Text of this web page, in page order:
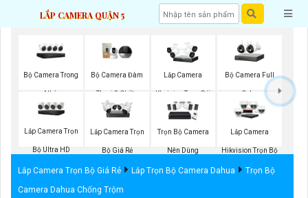
LẮP CAMERA QUẬN 5
Bộ Camera Trong
Nhà
Bộ Camera Đàm
Thoại 2 Chiều
Lắp Camera
Kbvision Trọn Gói
Bộ Camera Full
Color
Lắp Camera Trọn
Bộ Ultra HD
Lắp Camera Trọn
Bộ Giá Rẻ
Trọn Bộ Camera
Nên Dùng
Lắp Camera
Hikvision Trọn Bộ
Lắp Camera Trọn Bộ Giá Rẻ Lắp Trọn Bộ Camera Dahua
Trọn Bộ
Camera Dahua Chống Trộm